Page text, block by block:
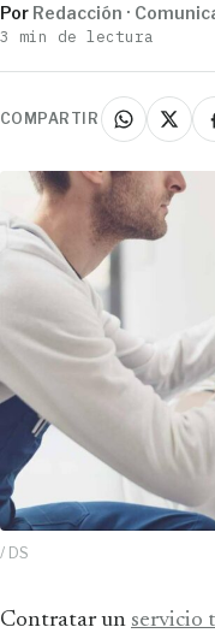
Por Redacción ·
3 min de lectura
COMPARTIR
/ DS
Contratar un servicio